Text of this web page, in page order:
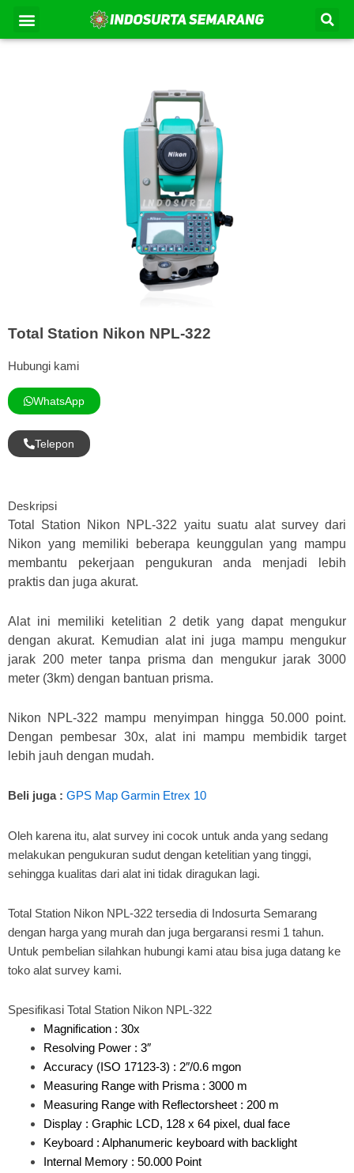
konten
Menu
Total Station Nikon NPL-322
Hubungi kami
WhatsApp
Telepon
Deskripsi
Total Station Nikon NPL-322 yaitu suatu alat survey dari
Nikon yang memiliki beberapa keunggulan yang mampu
membantu pekerjaan pengukuran anda menjadi lebih
praktis dan juga akurat.
Alat ini memiliki ketelitian 2 detik yang dapat mengukur
dengan akurat. Kemudian alat ini juga mampu mengukur
jarak 200 meter tanpa prisma dan mengukur jarak 3000
meter (3km) dengan bantuan prisma.
Nikon NPL-322 mampu menyimpan hingga 50.000 point.
Dengan pembesar 30x, alat ini mampu membidik target
lebih jauh dengan mudah.
Beli juga : GPS Map Garmin Etrex 10
Oleh karena itu, alat survey ini cocok untuk anda yang sedang
melakukan pengukuran sudut dengan ketelitian yang tinggi,
sehingga kualitas dari alat ini tidak diragukan lagi.
Total Station Nikon NPL-322 tersedia di Indosurta Semarang
dengan harga yang murah dan juga bergaransi resmi 1 tahun.
Untuk pembelian silahkan hubungi kami atau bisa juga datang ke
toko alat survey kami.
Spesifikasi Total Station Nikon NPL-322
Magnification : 30x
Resolving Power : 3″
Accuracy (ISO 17123-3) : 2″/0.6 mgon
Measuring Range with Prisma : 3000 m
Measuring Range with Reflectorsheet : 200 m
Display : Graphic LCD, 128 x 64 pixel, dual face
Keyboard : Alphanumeric keyboard with backlight
Internal Memory : 50.000 Point